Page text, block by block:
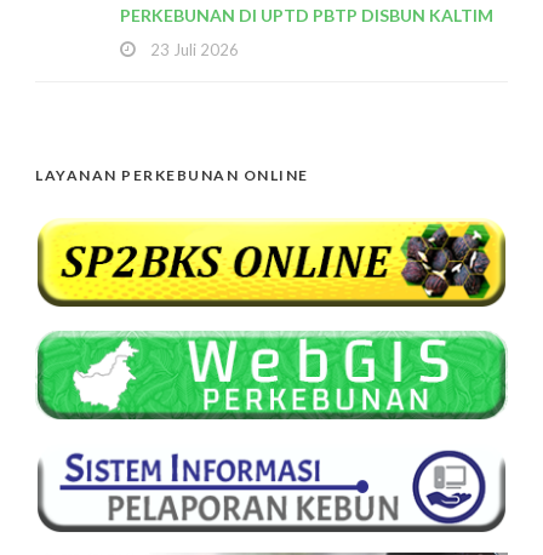
PERKEBUNAN DI UPTD PBTP DISBUN KALTIM
23 Juli 2026
LAYANAN PERKEBUNAN ONLINE